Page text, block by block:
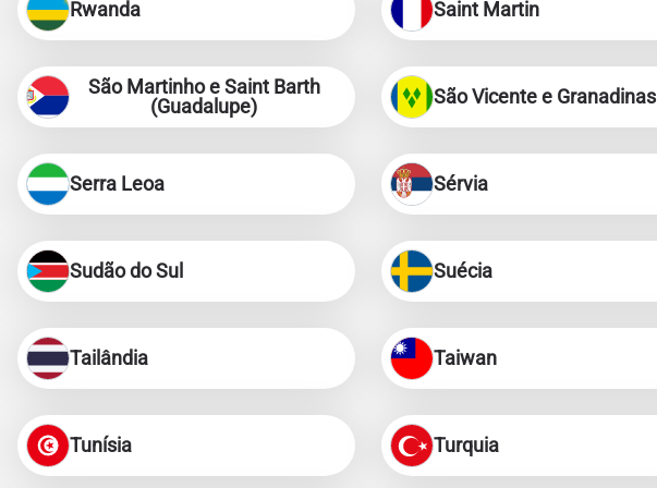
Rwanda Saint Martin
São Martinho e Saint Barth
(Guadalupe)
São Vicente e Granadinas
Serra Leoa Sérvia
Sudão do Sul Suécia
Tailândia Taiwan
Tunísia Turquia
繁體中文
日本語
JPY - Yen Japonês
CAD - Dólar Canadense
Unidos
CHF - Franco Suíço